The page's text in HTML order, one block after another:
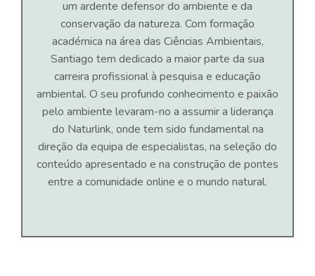
um ardente defensor do ambiente e da
conservação da natureza. Com formação
académica na área das Ciências Ambientais,
Santiago tem dedicado a maior parte da sua
carreira profissional à pesquisa e educação
ambiental. O seu profundo conhecimento e paixão
pelo ambiente levaram-no a assumir a liderança
do Naturlink, onde tem sido fundamental na
direção da equipa de especialistas, na seleção do
conteúdo apresentado e na construção de pontes
entre a comunidade online e o mundo natural.